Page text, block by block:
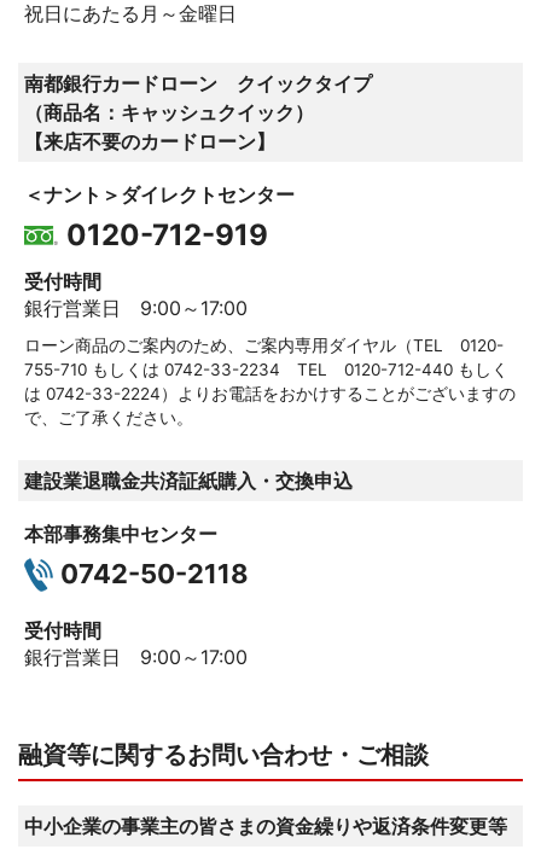
祝日にあたる月～金曜日
南都銀行カードローン クイックタイプ
（商品名：キャッシュクイック）
【来店不要のカードローン】
＜ナント＞ダイレクトセンター
0120-712-919
受付時間
銀行営業日 9:00～17:00
ローン商品のご案内のため、ご案内専用ダイヤル（TEL 0120-
755-710 もしくは 0742-33-2234 TEL 0120-712-440 もしく
は 0742-33-2224）よりお電話をおかけすることがございますの
で、ご了承ください。
建設業退職金共済証紙購入・交換申込
本部事務集中センター
0742-50-2118
受付時間
銀行営業日 9:00～17:00
融資等に関するお問い合わせ・ご相談
中小企業の事業主の皆さまの資金繰りや返済条件変更等